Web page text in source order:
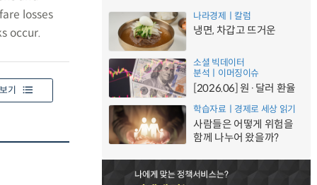
losses
occur.
기
나라경제ㅣ칼럼
냉면, 차갑고 뜨거운
소셜 빅데이터
분석ㅣ이머징이슈
[2026.06] 원·달러 환율
학습자료ㅣ경제로 세상 읽기
사람들은 어떻게 위험을
함께 나누어 왔을까?